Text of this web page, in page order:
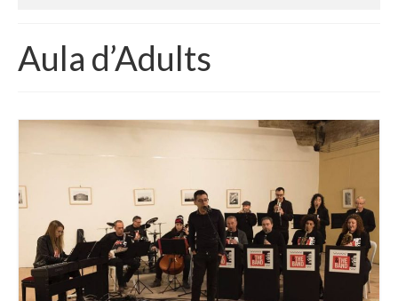
Escola
Pla d’estudis
Consell Escolar
Calendari escolar
Documentació
Aula d’Adults